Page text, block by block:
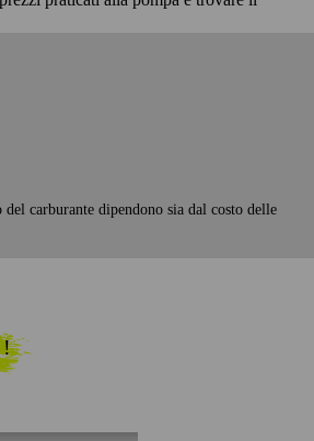
carburante dipendono sia dal costo delle
!